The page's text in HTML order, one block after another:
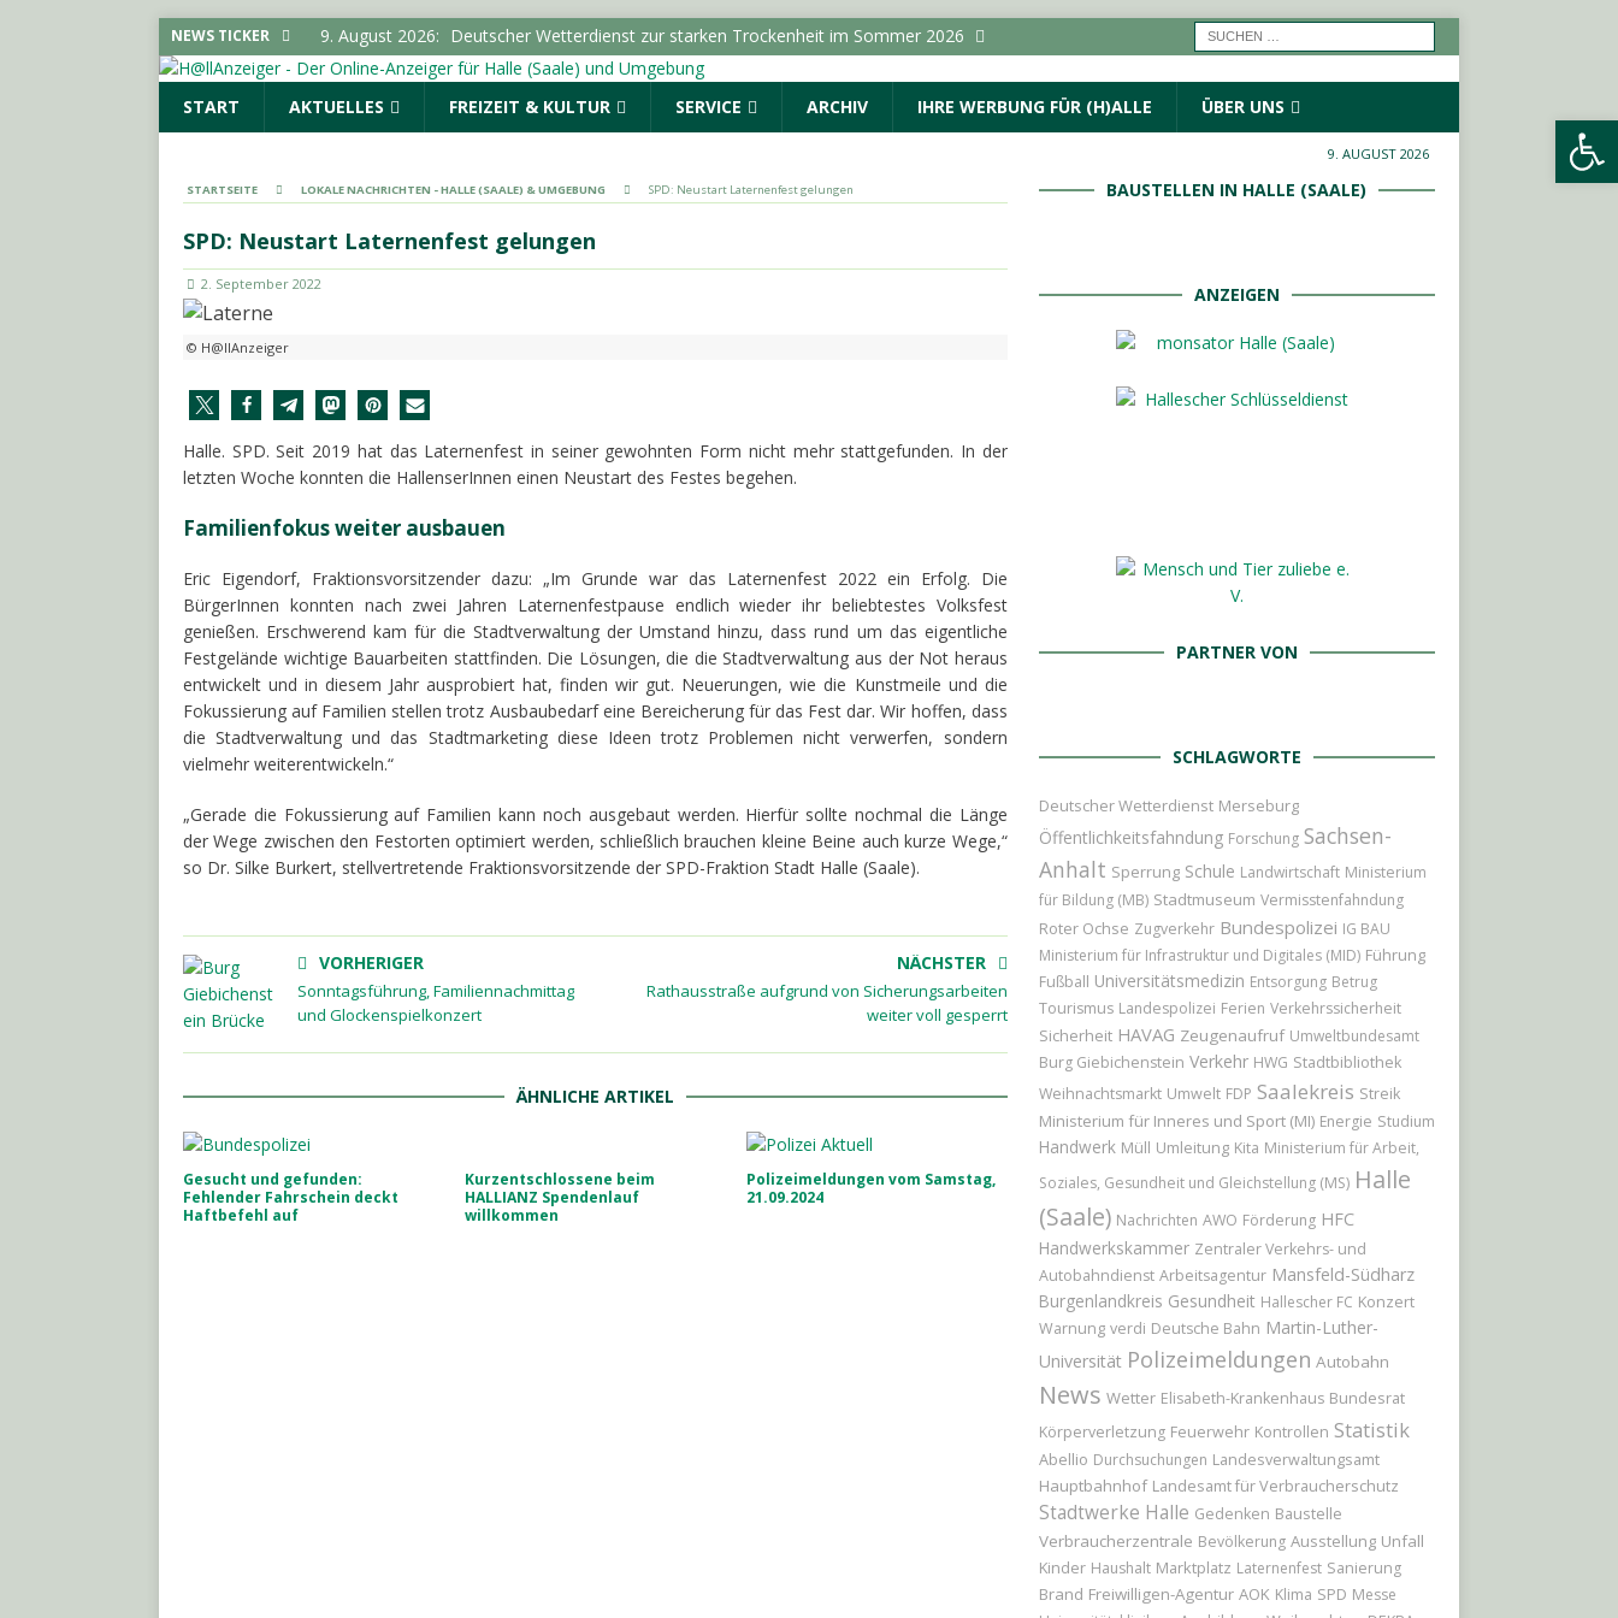
Werkzeugleiste öffnen
NEWS TICKER 9. August 2026: Zahl der akuten Kindeswohlgefährdungen im Jahr 2025 in Sachsen-
Anhalt leicht rückläufig
SACHSEN-ANHALT INFO
8. August 2026:
Verbraucherzentrale gibt Tipps zur Vorbeugung und Bekämpfung von
Polizeimeldungen vom Samstag, 08.08.2026
den Konsum
SACHSEN-ANHALT INFO
9. August 2026:
START AKTUELLES FREIZEIT & KULTUR SERVICE ARCHIV IHRE WERBUNG FÜR (H)ALLE ÜBER UNS
9. AUGUST 2026
STARTSEITE LOKALE NACHRICHTEN - HALLE (SAALE) & UMGEBUNG SPD: Neustart Laternenfest gelungen
SPD: Neustart Laternenfest gelungen
2. September 2022
© H@llAnzeiger
Halle. SPD. Seit 2019 hat das Laternenfest in seiner gewohnten Form nicht mehr stattgefunden. In der
letzten Woche konnten die HallenserInnen einen Neustart des Festes begehen.
Familienfokus weiter ausbauen
Eric Eigendorf, Fraktionsvorsitzender dazu: „Im Grunde war das Laternenfest 2022 ein Erfolg. Die
BürgerInnen konnten nach zwei Jahren Laternenfestpause endlich wieder ihr beliebtestes Volksfest
genießen. Erschwerend kam für die Stadtverwaltung der Umstand hinzu, dass rund um das eigentliche
Festgelände wichtige Bauarbeiten stattfinden. Die Lösungen, die die Stadtverwaltung aus der Not heraus
entwickelt und in diesem Jahr ausprobiert hat, finden wir gut. Neuerungen, wie die Kunstmeile und die
Fokussierung auf Familien stellen trotz Ausbaubedarf eine Bereicherung für das Fest dar. Wir hoffen, dass
die Stadtverwaltung und das Stadtmarketing diese Ideen trotz Problemen nicht verwerfen, sondern
vielmehr weiterentwickeln.“
„Gerade die Fokussierung auf Familien kann noch ausgebaut werden. Hierfür sollte nochmal die Länge
der Wege zwischen den Festorten optimiert werden, schließlich brauchen kleine Beine auch kurze Wege,“
so Dr. Silke Burkert, stellvertretende Fraktionsvorsitzende der SPD-Fraktion Stadt Halle (Saale).
VORHERIGER
Sonntagsführung, Familiennachmittag
und Glockenspielkonzert
NÄCHSTER
Rathausstraße aufgrund von Sicherungsarbeiten
weiter voll gesperrt
ÄHNLICHE ARTIKEL
Gesucht und gefunden:
Fehlender Fahrschein deckt
Haftbefehl auf
Kurzentschlossene beim
HALLIANZ Spendenlauf
willkommen
Polizeimeldungen vom Samstag,
21.09.2024
BAUSTELLEN IN HALLE (SAALE)
ANZEIGEN
PARTNER VON
SCHLAGWORTE
Deutscher Wetterdienst Merseburg
Öffentlichkeitsfahndung Forschung Sachsen-
Anhalt Sperrung Schule Landwirtschaft Ministerium
für Bildung (MB) Stadtmuseum Vermisstenfahndung
Roter Ochse Zugverkehr Bundespolizei IG BAU
Ministerium für Infrastruktur und Digitales (MID) Führung
Fußball Universitätsmedizin Entsorgung Betrug
Tourismus Landespolizei Ferien Verkehrssicherheit
Sicherheit HAVAG Zeugenaufruf Umweltbundesamt
Burg Giebichenstein Verkehr HWG Stadtbibliothek
Weihnachtsmarkt Umwelt FDP Saalekreis Streik
Ministerium für Inneres und Sport (MI) Energie Studium
Handwerk Müll Umleitung Kita Ministerium für Arbeit,
Soziales, Gesundheit und Gleichstellung (MS) Halle
(Saale) Nachrichten AWO Förderung HFC
Handwerkskammer Zentraler Verkehrs- und
Autobahndienst Arbeitsagentur Mansfeld-Südharz
Burgenlandkreis Gesundheit Hallescher FC Konzert
Warnung verdi Deutsche Bahn Martin-Luther-
Universität Polizeimeldungen Autobahn
News Wetter Elisabeth-Krankenhaus Bundesrat
Körperverletzung Feuerwehr Kontrollen Statistik
Abellio Durchsuchungen Landesverwaltungsamt
Hauptbahnhof Landesamt für Verbraucherschutz
Stadtwerke Halle Gedenken Baustelle
Verbraucherzentrale Bevölkerung Ausstellung Unfall
Kinder Haushalt Marktplatz Laternenfest Sanierung
Brand Freiwilligen-Agentur AOK Klima SPD Messe